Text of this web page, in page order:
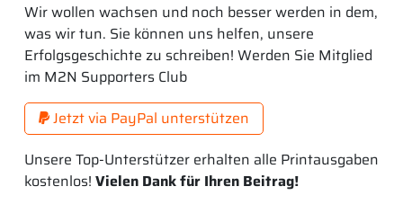
Wir wollen wachsen und noch besser werden in dem,
was wir tun. Sie können uns helfen, unsere
Erfolgsgeschichte zu schreiben! Werden Sie Mitglied
im M2N Supporters Club
Jetzt via PayPal unterstützen
Unsere Top-Unterstützer erhalten alle Printausgaben
kostenlos! Vielen Dank für Ihren Beitrag!